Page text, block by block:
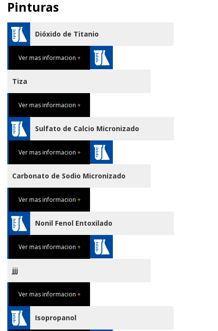
Pinturas
Dióxido de Titanio
Ver mas informacion +
Tiza
Ver mas informacion +
Sulfato de Calcio Micronizado
Ver mas informacion +
Carbonato de Sodio Micronizado
Ver mas informacion +
Nonil Fenol Entoxilado
Ver mas informacion +
jjj
Ver mas informacion +
Isopropanol